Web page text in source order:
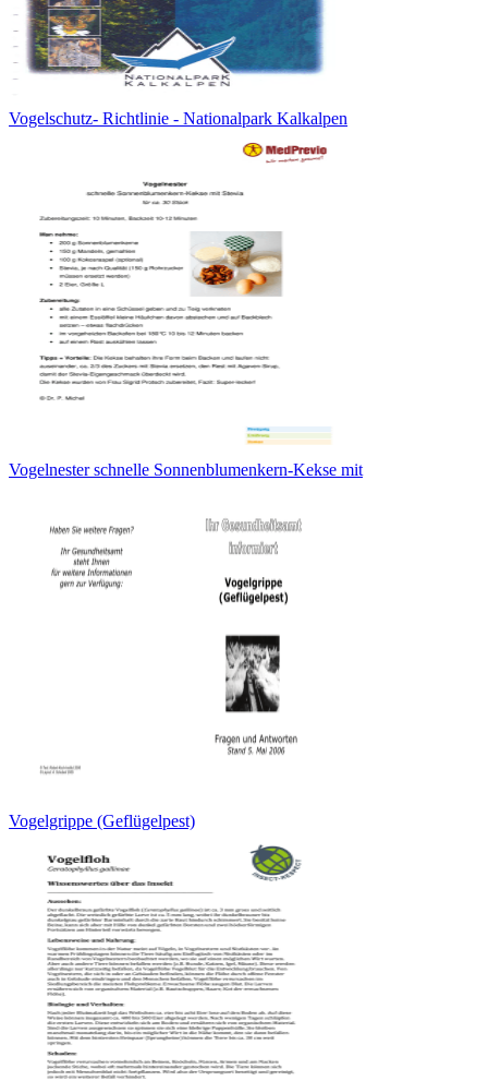
Vogelschutz- Richtlinie - Nationalpark Kalkalpen
Vogelnester schnelle Sonnenblumenkern-Kekse mit
Vogelgrippe (Geflügelpest)